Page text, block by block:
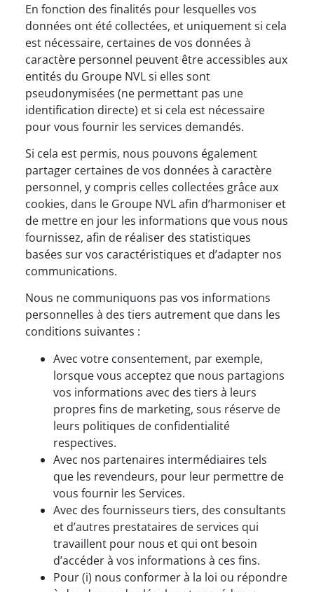
En fonction des finalités pour lesquelles vos
données ont été collectées, et uniquement si cela
est nécessaire, certaines de vos données à
caractère personnel peuvent être accessibles aux
entités du Groupe NVL si elles sont
pseudonymisées (ne permettant pas une
identification directe) et si cela est nécessaire
pour vous fournir les services demandés.
Si cela est permis, nous pouvons également
partager certaines de vos données à caractère
personnel, y compris celles collectées grâce aux
cookies, dans le Groupe NVL afin d’harmoniser et
de mettre en jour les informations que vous nous
fournissez, afin de réaliser des statistiques
basées sur vos caractéristiques et d’adapter nos
communications.
Nous ne communiquons pas vos informations
personnelles à des tiers autrement que dans les
conditions suivantes :
Avec votre consentement, par exemple,
lorsque vous acceptez que nous partagions
vos informations avec des tiers à leurs
propres fins de marketing, sous réserve de
leurs politiques de confidentialité
respectives.
Avec nos partenaires intermédiaires tels
que les revendeurs, pour leur permettre de
vous fournir les Services.
Avec des fournisseurs tiers, des consultants
et d’autres prestataires de services qui
travaillent pour nous et qui ont besoin
d’accéder à vos informations à ces fins.
Pour (i) nous conformer à la loi ou répondre